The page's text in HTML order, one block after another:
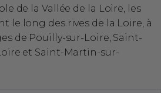
de la Vallée de la Loire, les
le long des rives de la Loire, à
de Pouilly-sur-Loire, Saint-
et Saint-Martin-sur-